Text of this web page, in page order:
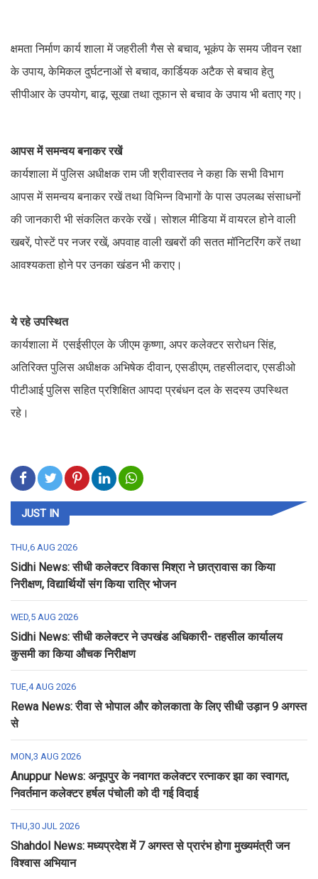
क्षमता निर्माण कार्य शाला में जहरीली गैस से बचाव, भूकंप के समय जीवन रक्षा
के उपाय, केमिकल दुर्घटनाओं से बचाव, कार्डियक अटैक से बचाव हेतु
सीपीआर के उपयोग, बाढ़, सूखा तथा तूफान से बचाव के उपाय भी बताए गए।
आपस में समन्वय बनाकर रखें
कार्यशाला में पुलिस अधीक्षक राम जी श्रीवास्तव ने कहा कि सभी विभाग
आपस में समन्वय बनाकर रखें तथा विभिन्न विभागों के पास उपलब्ध संसाधनों
की जानकारी भी संकलित करके रखें। सोशल मीडिया में वायरल होने वाली
खबरें, पोस्टें पर नजर रखें, अपवाह वाली खबरों की सतत मॉनिटरिंग करें तथा
आवश्यकता होने पर उनका खंडन भी कराए।
ये रहे उपस्थित
कार्यशाला में एसईसीएल के जीएम कृष्णा, अपर कलेक्टर सरोधन सिंह,
अतिरिक्त पुलिस अधीक्षक अभिषेक दीवान, एसडीएम, तहसीलदार, एसडीओ
पीटीआई पुलिस सहित प्रशिक्षित आपदा प्रबंधन दल के सदस्य उपस्थित
रहे।
JUST IN
THU,6 AUG 2026
Sidhi News: सीधी कलेक्टर विकास मिश्रा ने छात्रावास का किया
निरीक्षण, विद्यार्थियों संग किया रात्रि भोजन
WED,5 AUG 2026
Sidhi News: सीधी कलेक्टर ने उपखंड अधिकारी- तहसील कार्यालय
कुसमी का किया औचक निरीक्षण
TUE,4 AUG 2026
Rewa News: रीवा से भोपाल और कोलकाता के लिए सीधी उड़ान 9 अगस्त
से
MON,3 AUG 2026
Anuppur News: अनूपपुर के नवागत कलेक्टर रत्नाकर झा का स्वागत,
निवर्तमान कलेक्टर हर्षल पंचोली को दी गई विदाई
THU,30 JUL 2026
Shahdol News: मध्यप्रदेश में 7 अगस्त से प्रारंभ होगा मुख्यमंत्री जन
विश्वास अभियान